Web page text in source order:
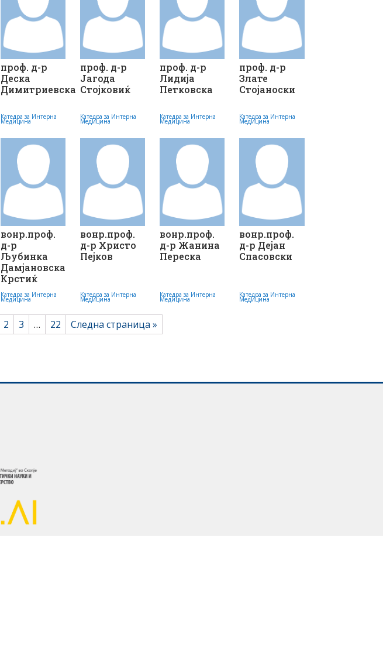
проф. д-р
Деска
Димитриевска
Катедра за Интерна
Медицина
проф. д-р
Јагода
Стојковиќ
Катедра за Интерна
Медицина
проф. д-р
Лидија
Петковска
Катедра за Интерна
Медицина
проф. д-р
Злате
Стојаноски
Катедра за Интерна
Медицина
вонр.проф.
д-р
Љубинка
Дамјановска
Крстиќ
Катедра за Интерна
Медицина
вонр.проф.
д-р Христо
Пејков
Катедра за Интерна
Медицина
вонр.проф.
д-р Жанина
Переска
Катедра за Интерна
Медицина
вонр.проф.
д-р Дејан
Спасовски
Катедра за Интерна
Медицина
2 3 … 22 Следна страница »